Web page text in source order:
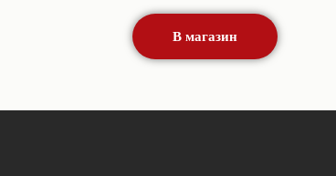
В магазин